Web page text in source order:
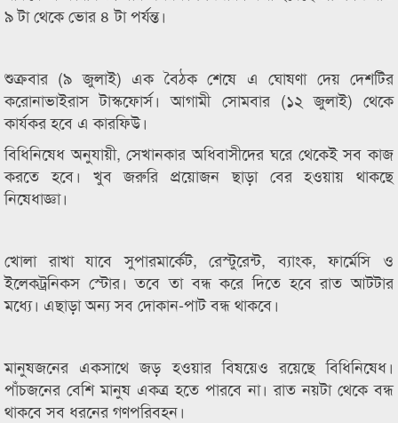
৯ টা থেকে ভোর ৪ টা পর্যন্ত।
শুক্রবার (৯ জুলাই) এক বৈঠক শেষে এ ঘোষণা দেয় দেশটির
করোনাভাইরাস টাস্কফোর্স। আগামী সোমবার (১২ জুলাই) থেকে
কার্যকর হবে এ কারফিউ।
বিধিনিষেধ অনুযায়ী, সেখানকার অধিবাসীদের ঘরে থেকেই সব কাজ
করতে হবে। খুব জরুরি প্রয়োজন ছাড়া বের হওয়ায় থাকছে
নিষেধাজ্ঞা।
খোলা রাখা যাবে সুপারমার্কেট, রেস্টুরেন্ট, ব্যাংক, ফার্মেসি ও
ইলেকট্রনিকস স্টোর। তবে তা বন্ধ করে দিতে হবে রাত আটটার
মধ্যে। এছাড়া অন্য সব দোকান-পাট বন্ধ থাকবে।
মানুষজনের একসাথে জড় হওয়ার বিষয়েও রয়েছে বিধিনিষেধ।
পাঁচজনের বেশি মানুষ একত্র হতে পারবে না। রাত নয়টা থেকে বন্ধ
থাকবে সব ধরনের গণপরিবহন।